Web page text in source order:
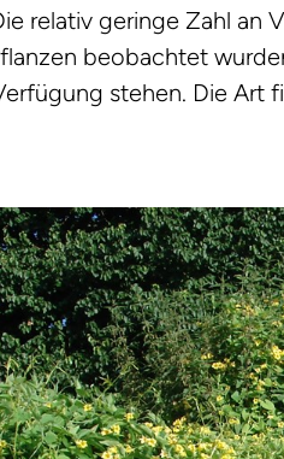
relativ geringe Zahl an
beobachtet
stehen. Die Art